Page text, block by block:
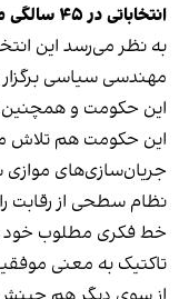
انتخاباتی در ۴۵ سالگی مهندسی سیاسی
به نظر می‌رسد این
مهندسی سیاسی
این حکومت و همچنین
این حکومت هم تلاش
جریان‌سازی‌های موازی
نظام سطحی از رقابت
خط فکری مطلوب خود
تاکتیک به معنی